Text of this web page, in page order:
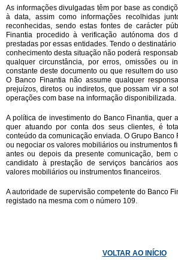
As informações divulgadas têm por base as
à data, assim como informações recolhidas
reconhecidas, sendo estas fontes de carácter
Finantia procedido à verificação autónoma dos
prestadas por essas entidades. Tendo o
conhecimento desta situação não poderá
qualquer circunstância, por erros, omissões ou
constante deste documento ou que resultem do
O Banco Finantia não assume qualquer
prejuízos, diretos ou indiretos, que possam vir a
operações com base na informação disponibilizada.
A política de investimento do Banco Finantia, quer
quer atuando por conta dos seus clientes, é
conteúdo da comunicação enviada. O Grupo Banco
ou negociar os valores mobiliários ou instrumentos
antes ou depois da presente comunicação, bem
candidato à prestação de serviços bancários
valores mobiliários ou instrumentos financeiros.
A autoridade de supervisão competente do Banco
registado na mesma com o número 109.
VOLTAR AO INÍCIO